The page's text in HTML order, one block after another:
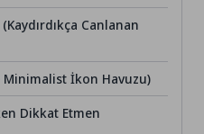
Canlanan
İkon Havuzu)
Dikkat Etmen